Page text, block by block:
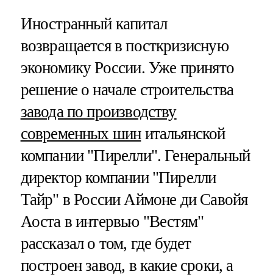
Иностранный капитал
возвращается в посткризисную
экономику России. Уже принято
решение о начале строительства
завода по производству
современных шинитальянской
компании "Пирелли". Генеральный
директор компании "Пирелли
Тайр" в России Аймоне ди Савойя
Аоста в интервью "Вестям"
рассказал о том, где будет
построен завод, в какие сроки, а